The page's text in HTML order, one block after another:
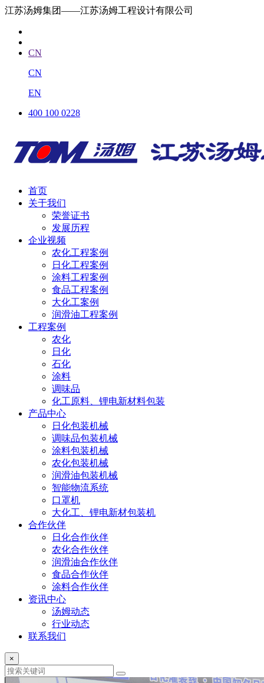
江苏汤姆集团——江苏汤姆工程设计有限公司
CN
CN
EN
400 100 0228
首页
关于我们
荣誉证书
发展历程
企业视频
农化工程案例
日化工程案例
涂料工程案例
食品工程案例
大化工案例
润滑油工程案例
工程案例
农化
日化
石化
涂料
调味品
化工原料、锂电新材料包装
产品中心
日化包装机械
调味品包装机械
涂料包装机械
农化包装机械
润滑油包装机械
智能物流系统
口罩机
大化工、锂电新材包装机
合作伙伴
日化合作伙伴
农化合作伙伴
润滑油合作伙伴
食品合作伙伴
涂料合作伙伴
资讯中心
汤姆动态
行业动态
联系我们
×